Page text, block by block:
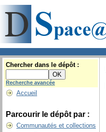
Chercher dans le dépôt :
Recherche avancée
Accueil
Parcourir le dépôt par :
Communautés et collections